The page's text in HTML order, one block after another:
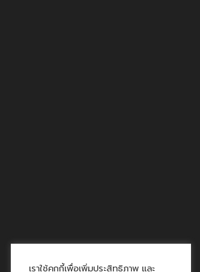
เราใช้คุกกี้เพื่อเพิ่มประสิทธิภาพ และ